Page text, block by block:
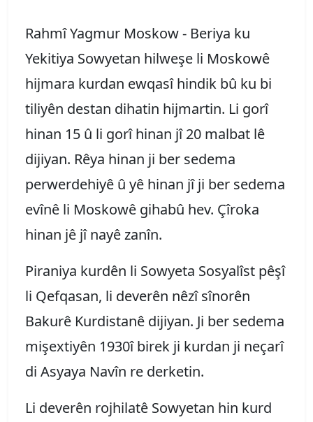
Rahmî Yagmur Moskow - Beriya ku
Yekitiya Sowyetan hilweşe li Moskowê
hijmara kurdan ewqasî hindik bû ku bi
tiliyên destan dihatin hijmartin. Li gorî
hinan 15 û li gorî hinan jî 20 malbat lê
dijiyan. Rêya hinan ji ber sedema
perwerdehiyê û yê hinan jî ji ber sedema
evînê li Moskowê gihabû hev. Çîroka
hinan jê jî nayê zanîn.
Piraniya kurdên li Sowyeta Sosyalîst pêşî
li Qefqasan, li deverên nêzî sînorên
Bakurê Kurdistanê dijiyan. Ji ber sedema
mişextiyên 1930î birek ji kurdan ji neçarî
di Asyaya Navîn re derketin.
Li deverên rojhilatê Sowyetan hin kurd